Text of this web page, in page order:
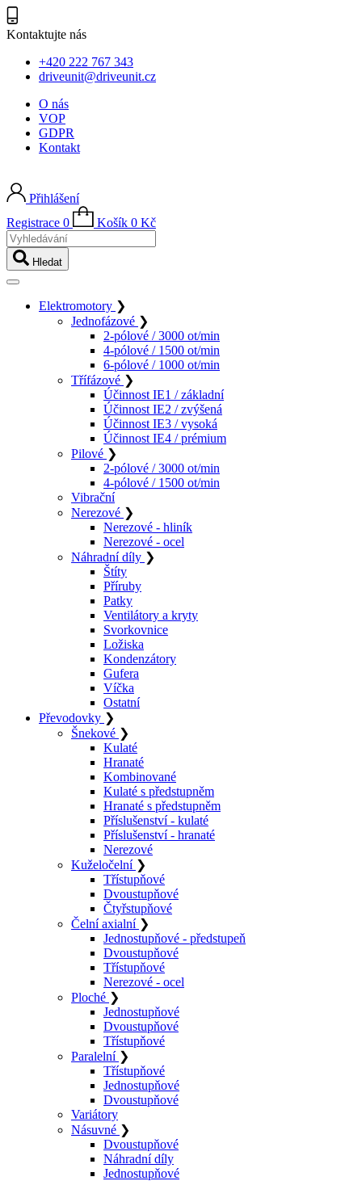
Kontaktujte nás
+420 222 767 343
driveunit@driveunit.cz
O nás
VOP
GDPR
Kontakt
Přihlášení
Registrace 0 Košík 0 Kč
Vyhledávání
Hledat
Elektromotory ❯
Jednofázové ❯
2-pólové / 3000 ot/min
4-pólové / 1500 ot/min
6-pólové / 1000 ot/min
Třífázové ❯
Účinnost IE1 / základní
Účinnost IE2 / zvýšená
Účinnost IE3 / vysoká
Účinnost IE4 / prémium
Pilové ❯
2-pólové / 3000 ot/min
4-pólové / 1500 ot/min
Vibrační
Nerezové ❯
Nerezové - hliník
Nerezové - ocel
Náhradní díly ❯
Štíty
Příruby
Patky
Ventilátory a kryty
Svorkovnice
Ložiska
Kondenzátory
Gufera
Víčka
Ostatní
Převodovky ❯
Šnekové ❯
Kulaté
Hranaté
Kombinované
Kulaté s předstupněm
Hranaté s předstupněm
Příslušenství - kulaté
Příslušenství - hranaté
Nerezové
Kuželočelní ❯
Třístupňové
Dvoustupňové
Čtyřstupňové
Čelní axialní ❯
Jednostupňové - předstupeň
Dvoustupňové
Třístupňové
Nerezové - ocel
Ploché ❯
Jednostupňové
Dvoustupňové
Třístupňové
Paralelní ❯
Třístupňové
Jednostupňové
Dvoustupňové
Variátory
Násuvné ❯
Dvoustupňové
Náhradní díly
Jednostupňové